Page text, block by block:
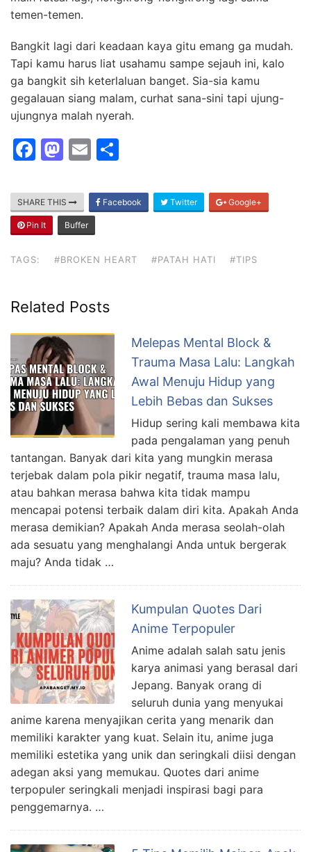
temen-temen.
Bangkit lagi dari keadaan kaya gitu emang ga mudah.
Tapi kamu harus liat usahamu sampe sejauh ini, kalo
ga bangkit sih keterlaluan banget. Sia-sia kamu
gegalauan siang malam, curhat sana-sini tapi ujung-
ujungnya malah nyerah.
F
c
e
b
o
k
M
st
o
d
o
E
ai
l
ar
e
SHARE THIS Facebook Twitter Google+
Pin It Buffer
TAGS: #BROKEN HEART #PATAH HATI #TIPS
Related Posts
Melepas Mental Block &
Trauma Masa Lalu: Langkah
Awal Menuju Hidup yang
Lebih Bebas dan Sukses
Hidup sering kali membawa kita
pada pengalaman yang penuh
tantangan. Banyak dari kita yang mungkin merasa
terjebak dalam pola pikir negatif, trauma masa lalu,
atau bahkan merasa bahwa kita tidak mampu
mencapai potensi terbaik dalam diri kita. Apakah Anda
merasa demikian? Apakah Anda merasa seolah-olah
ada sesuatu yang menghalangi Anda untuk bergerak
maju? Anda tidak …
Kumpulan Quotes Dari
Anime Terpopuler
Anime adalah salah satu jenis
karya animasi yang berasal dari
Jepang. Banyak orang di
seluruh dunia yang menyukai
anime karena menyajikan cerita yang menarik dan
memiliki karakter yang kuat. Selain itu, anime juga
memiliki estetika yang unik dan seringkali diisi dengan
adegan aksi yang memukau. Quotes dari anime
terpopuler seringkali menjadi inspirasi bagi para
penggemarnya. …